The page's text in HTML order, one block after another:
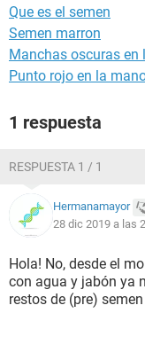
Que es el semen
Semen marron
Manchas oscuras en
Punto rojo en la
1 respuesta
RESPUESTA 1 / 1
Hermanamayor
28 dic 2019 a las
Hola! No, desde el
con agua y jabón ya
restos de (pre)